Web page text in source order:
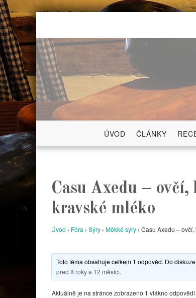
Skip
content
ÚVOD ČLÁNKY
Casu Axedu –
kravské mléko
Úvod › Fóra › Sýry › Měkké sýry › Casu Axedu –
Toto téma obsahuje celkem 1 odpověď. Do
před 8 roky a 12 měsíci.
Aktuálně je na stránce zobrazeno 1 vlákno odpovědi